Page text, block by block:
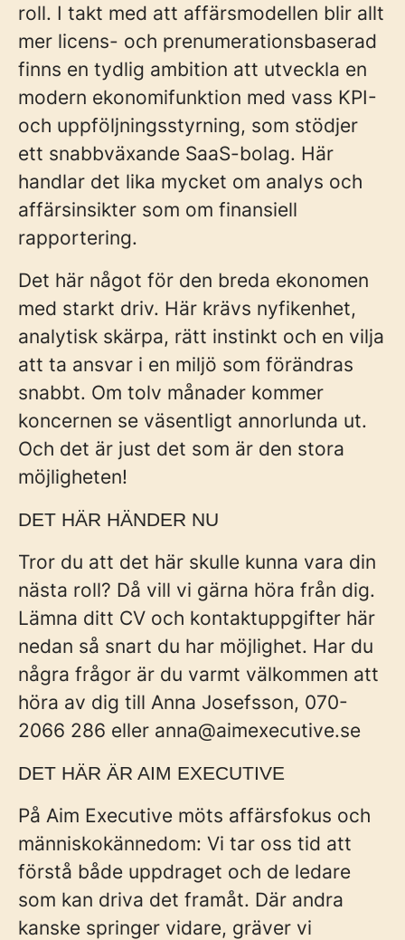
roll. I takt med att affärsmodellen blir allt
mer licens- och prenumerationsbaserad
finns en tydlig ambition att utveckla en
modern ekonomifunktion med vass KPI-
och uppföljningsstyrning, som stödjer
ett snabbväxande SaaS-bolag. Här
handlar det lika mycket om analys och
affärsinsikter som om finansiell
rapportering.
Det här något för den breda ekonomen
med starkt driv. Här krävs nyfikenhet,
analytisk skärpa, rätt instinkt och en vilja
att ta ansvar i en miljö som förändras
snabbt. Om tolv månader kommer
koncernen se väsentligt annorlunda ut.
Och det är just det som är den stora
möjligheten!
DET HÄR HÄNDER NU
Tror du att det här skulle kunna vara din
nästa roll? Då vill vi gärna höra från dig.
Lämna ditt CV och kontaktuppgifter här
nedan så snart du har möjlighet. Har du
några frågor är du varmt välkommen att
höra av dig till Anna Josefsson, 070-
2066 286 eller anna@aimexecutive.se
DET HÄR ÄR AIM EXECUTIVE
På Aim Executive möts affärsfokus och
människokännedom: Vi tar oss tid att
förstå både uppdraget och de ledare
som kan driva det framåt. Där andra
kanske springer vidare, gräver vi